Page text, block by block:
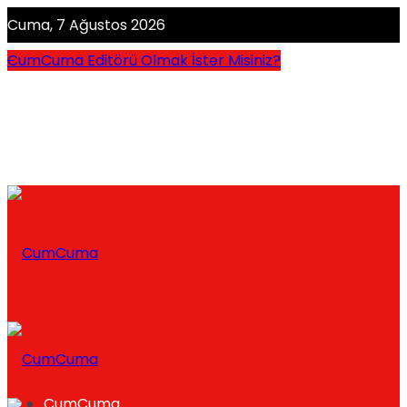
Cuma, 7 Ağustos 2026
CumCuma Editörü Olmak İster Misiniz?